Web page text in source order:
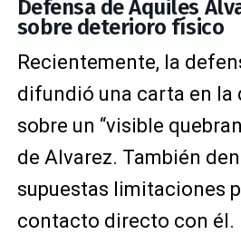
Defensa de Aquiles
sobre deterioro físico
Recientemente, la
difundió una carta en la
sobre un “visible
de Alvarez. También
supuestas limitaciones
contacto directo con él.